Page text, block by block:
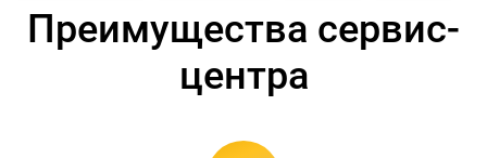
Преимущества сервис-
центра